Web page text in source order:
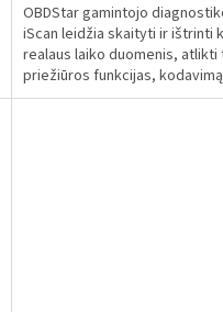
OBDStar gamintojo
iScan leidžia skaityti ir ištrinti
realaus laiko duomenis, atlikti
priežiūros funkcijas, kodavimą